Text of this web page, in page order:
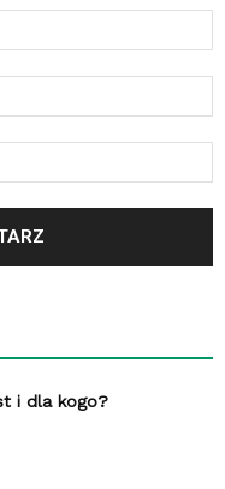
i dla kogo?